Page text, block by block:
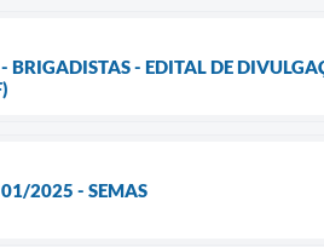
BRIGADISTAS - EDITAL DE
01/2025 - SEMAS